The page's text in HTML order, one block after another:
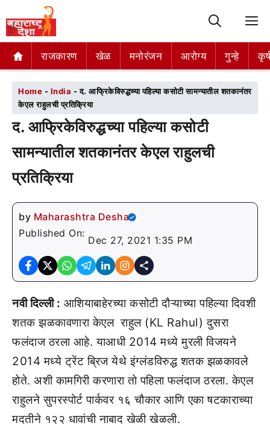
राजकारण खेळ मनोरंजन आरोग्य गुन्हे
राजकारण खेळ मनोरंजन आरोग्य गुन्हे
Home - India -द. आफ्रिकेविरुद्धच्या पहिल्या कसोटी सामन्यातील शतकानंतर
केएल राहुलची प्रतिक्रिया
द. आफ्रिकेविरुद्धच्या पहिल्या कसोटी
सामन्यातील शतकानंतर केएल राहुलची
प्रतिक्रिया
by Maharashtra Desha
Published On:
Dec 27, 2021 1:35 PM
नवी दिल्ली : आशियाबाहेरच्या कसोटी दौऱ्याच्या पहिल्या दिवशी
शतक झळकावणारा केएल राहुल (KL Rahul) दुसरा
फलंदाज ठरला आहे. याआधी 2014 मध्ये मुरली विजयने
2014 मध्ये ट्रेंट ब्रिज येथे इंग्लंडविरुद्ध शतक झळकावले
होते. अशी कामगिरी करणारा तो पहिला फलंदाज ठरला. केएल
राहुलने सुपरस्पोर्ट पार्कवर १६ चौकार आणि एका षटकाराच्या
मदतीने १२२ धावांची नाबाद खेळी खेळली.